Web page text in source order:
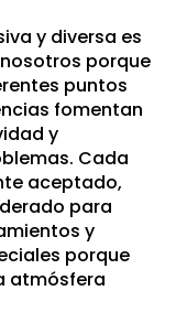
y diversa es
porque
puntos
fomentan
y
Cada
aceptado,
para
y
porque
atmósfera